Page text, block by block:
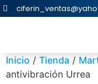
Inicio / Tienda /
antivibración Urrea